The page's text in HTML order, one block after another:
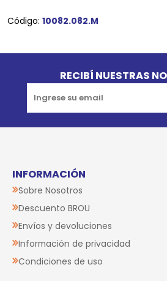
Código: 10082.082.M
RECIBÍ NUESTRAS
INFORMACIÓN
Sobre Nosotros
Descuento BROU
Envíos y devoluciones
Información de privacidad
Condiciones de uso